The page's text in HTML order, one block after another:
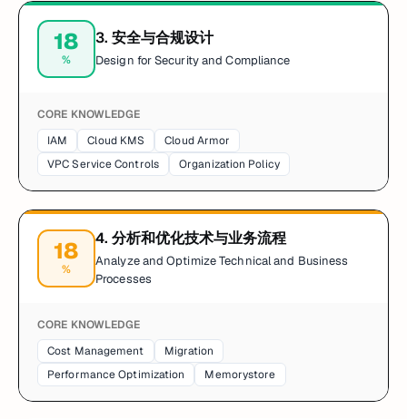
18
%
3. 安全与合规设计
Design for Security and Compliance
CORE KNOWLEDGE
IAM
Cloud KMS
Cloud Armor
VPC Service Controls
Organization Policy
18
%
4. 分析和优化技术与业务流程
Analyze and Optimize Technical and Business
Processes
CORE KNOWLEDGE
Cost Management
Migration
Performance Optimization
Memorystore